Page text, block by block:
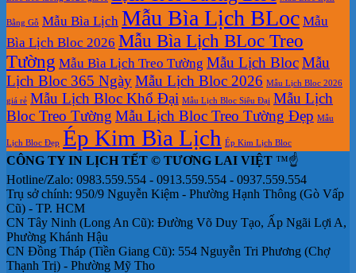
Bằng Gỗ Mẫu Bìa Lịch Mẫu Bìa Lịch BLoc Mẫu
Bìa Lịch Bloc 2026 Mẫu Bìa Lịch BLoc Treo
Tường Mẫu Bìa Lịch Treo Tường Mẫu Lịch BlocMẫu
Lịch Bloc 365 NgàyMẫu Lịch Bloc 2026 Mẫu Lịch Bloc 2026
giá rẻ Mẫu Lịch Bloc Khổ Đại Mẫu Lịch Bloc Siêu Đại Mẫu Lịch
Bloc Treo Tường Mẫu Lịch Bloc Treo Tường Đẹp Mẫu
Lịch Bloc Đẹp Ép Kim Bìa Lịch Ép Kim Lịch Bloc
CÔNG TY IN LỊCH TẾT © TƯƠNG LAI VIỆT ™☝️
Hotline/Zalo: 0983.559.554 - 0913.559.554 - 0937.559.554
Trụ sở chính: 950/9 Nguyễn Kiệm - Phường Hạnh Thông (Gò Vấp
Cũ) - TP. HCM
CN Tây Ninh (Long An Cũ): Đường Võ Duy Tạo, Ấp Ngãi Lợi A,
Phường Khánh Hậu
CN Đồng Tháp (Tiền Giang Cũ): 554 Nguyễn Tri Phương (Chợ
Thạnh Trị) - Phường Mỹ Tho